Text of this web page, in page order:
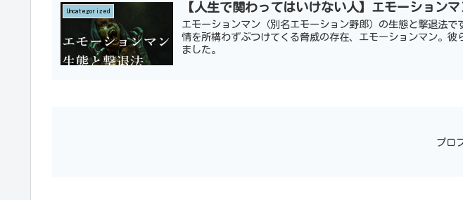
Uncategorized 【人生で関わってはいけない人】エモーション
エモーションマン（別名エモーション野郎）の生態と撃退法で
情を所構わずぶつけてくる脅威の存在、エモーションマン。彼
ました。
プロ